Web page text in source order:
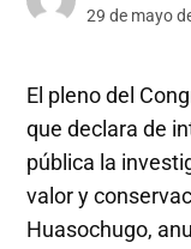
29 de mayo
El pleno del
que declara de
pública la
valor y
Huasochugo,